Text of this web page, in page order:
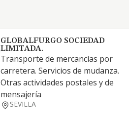
GLOBALFURGO SOCIEDAD
LIMITADA.
Transporte de mercancías por
carretera. Servicios de mudanza.
Otras actividades postales y de
mensajería
SEVILLA